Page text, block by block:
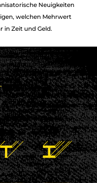
Neuigkeiten
welchen Mehrwert
in Zeit und Geld.